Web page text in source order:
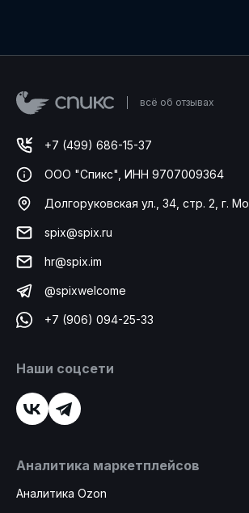
всё об отзывах
+7 (499) 686-15-37
ООО "Спикс", ИНН 9707009364
Долгоруковская ул., 34, стр. 2, г.
spix@spix.ru
hr@spix.im
@spixwelcome
+7 (906) 094-25-33
Аналитика маркетплейсов
Аналитика Ozon
Наши соцсети